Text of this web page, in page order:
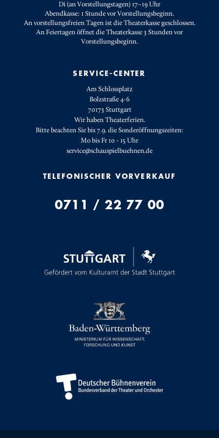
Di (an Vorstellungstagen) 17–19 Uhr
Abendkasse: 1 Stunde vor Vorstellungsbeginn.
An vorstellungsfreien Tagen ist die Theaterkasse geschlossen.
An Feiertagen öffnet die Theaterkasse 3 Stunden vor
Vorstellungsbeginn.
SERVICE-CENTER
Am Schlossplatz
Bolzstraße 4-6
70173 Stuttgart
Wir haben Theaterferien.
Bitte beachten Sie bis 7.9. die Sonderöffnungszeiten:
Mo bis Fr 10 - 15 Uhr
service@schauspielbuehnen.de
TELEFONISCHER VORVERKAUF
0711 / 22 77 00